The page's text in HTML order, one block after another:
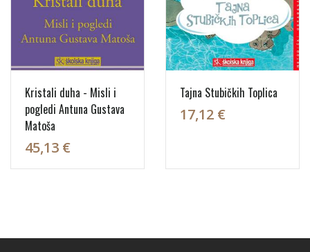
Kristali duha - Misli i
pogledi Antuna Gustava
Matoša
45,13 €
Tajna Stubičkih Toplica
17,12 €